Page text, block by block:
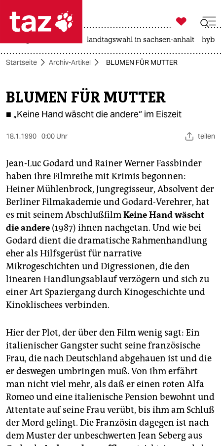
 taz zahl ich
taz zahl ich
themen
politik
öko
gesellschaft
kultur
sport
berlin
nord
wahrheit
verlag
verlag
veranstaltungen
shop
fragen & hilfe
unterstützen
abo
genossenschaft

taz zahl ich
landtagswahl in sachsen-anhalt
Startseite Archiv-Artikel BLUMEN FÜR MUTTER
BLUMEN FÜR MUTTER
■ „Keine Hand wäscht die andere“ im Eiszeit
18.1.1990 0:00 Uhr teilen
Jean-Luc Godard und Rainer Werner Fassbinder
haben ihre Filmreihe mit Krimis begonnen:
Heiner Mühlenbrock, Jungregisseur, Absolvent der
Berliner Filmakademie und Godard-Verehrer, hat
es mit seinem AbschlußfilmKeine Hand wäscht
die andere (1987) ihnen nachgetan. Und wie bei
Godard dient die dramatische Rahmenhandlung
eher als Hilfsgerüst für narrative
Mikrogeschichten und Digressionen, die den
linearen Handlungsablauf verzögern und sich zu
einer Art Spaziergang durch Kinogeschichte und
Kinoklischees verbinden.
Hier der Plot, der über den Film wenig sagt: Ein
italienischer Gangster sucht seine französische
Frau, die nach Deutschland abgehauen ist und die
er deswegen umbringen muß. Von ihm erfährt
man nicht viel mehr, als daß er einen roten Alfa
Romeo und eine italienische Pension bewohnt und
Attentate auf seine Frau verübt, bis ihm am Schluß
der Mord gelingt. Die Französin dagegen ist nach
dem Muster der unbeschwerten Jean Seberg aus